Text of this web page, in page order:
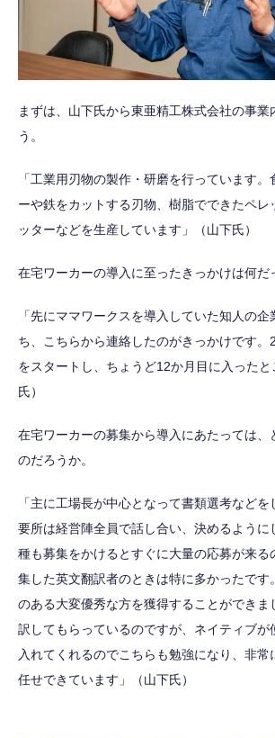
まずは、山下氏から東亜精工株式会社の事業
う。
「工業用刃物の製作・研磨を行っています
ーや鉄をカットする刃物、樹脂でできたペレ
ッターなどを生産しています」（山下氏）
在宅ワーカーの導入に至ったきっかけは何だ
「先にママワークスを導入していた知人の
ち、こちらから連絡したのがきっかけです。
をスタートし、ちょうど12か月目に入った
氏）
在宅ワーカーの募集から導入にあたっては、
のだろうか。
「主に工場長が中心となって書類選考など
要所は経営陣全員で話し合い、決めるように
種も募集をかけるとすぐに大量の応募が来る
集した英文翻訳者のときは特に多かったです
のある大変優秀な方を獲得することができま
訳してもらっているのですが、ネイティブが
入れてくれるのでこちらも勉強になり、非常
任せできています」（山下氏）